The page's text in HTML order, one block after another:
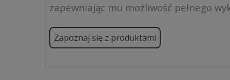
zapewniając mu możliwość pełnego
Zapoznaj się z produktami